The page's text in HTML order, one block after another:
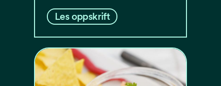
Les oppskrift